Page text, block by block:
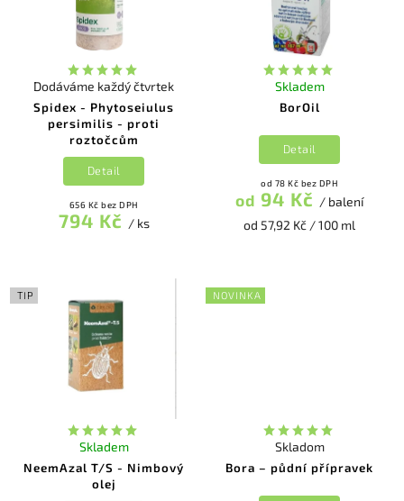
Spidex - Phytoseiulus
persimilis - proti
roztočcům
Dodáváme každý čtvrtek
656 Kč bez DPH
794 Kč / ks
Detail
BorOil
Skladem
od 78 Kč bez DPH
od 94 Kč / balení
od 57,92 Kč / 100 ml
Detail
TIP
NeemAzal T/S - Nimbový
olej
Skladem
NOVINKA
Bora – půdní přípravek
Skladom